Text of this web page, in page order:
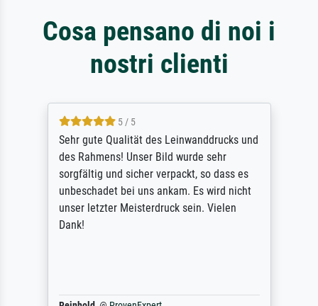
Cosa pensano di noi i
nostri clienti
5 / 5
Sehr gute Qualität des Leinwanddrucks und
des Rahmens! Unser Bild wurde sehr
sorgfältig und sicher verpackt, so dass es
unbeschadet bei uns ankam. Es wird nicht
unser letzter Meisterdruck sein. Vielen
Dank!